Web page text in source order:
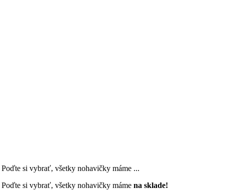
Poďte si vybrať, všetky nohavičky máme ...
Poďte si vybrať, všetky nohavičky máme na sklade!